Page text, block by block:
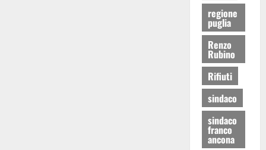
regione
puglia
Renzo
Rubino
Rifiuti
sindaco
sindaco
franco
ancona